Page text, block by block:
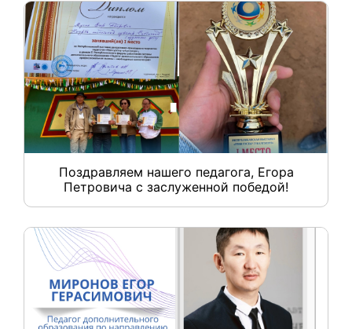
Поздравляем нашего педагога, Егора
Петровича с заслуженной победой!